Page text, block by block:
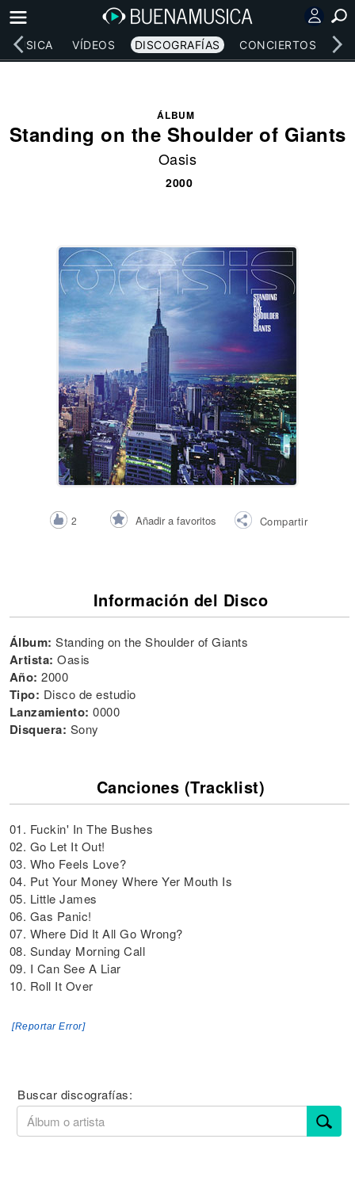
MÚSICA VÍDEOS DISCOGRAFÍAS CONCIERTOS
ÁLBUM
Standing on the Shoulder of Giants
Oasis
2000
2 Añadir a favoritos Compartir
Información del Disco
Álbum: Standing on the Shoulder of Giants
Artista: Oasis
Año: 2000
Tipo: Disco de estudio
Lanzamiento: 0000
Disquera: Sony
Canciones (Tracklist)
01. Fuckin' In The Bushes
02. Go Let It Out!
03. Who Feels Love?
04. Put Your Money Where Yer Mouth Is
05. Little James
06. Gas Panic!
07. Where Did It All Go Wrong?
08. Sunday Morning Call
09. I Can See A Liar
10. Roll It Over
[Reportar Error]
Buscar discografías: